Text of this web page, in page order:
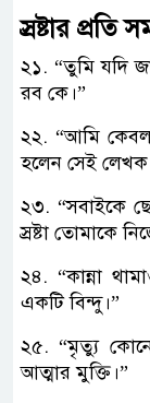
স্রষ্টার প্রতি
​২১. “তুমি যদি
রব কে।”
২২. “আমি
হলেন সেই লেখক
২৩. “সবাইকে
স্রষ্টা তোমাকে
২৪. “কান্না
একটি বিন্দু।”
২৫. “মৃত্যু
আত্মার মুক্তি।”